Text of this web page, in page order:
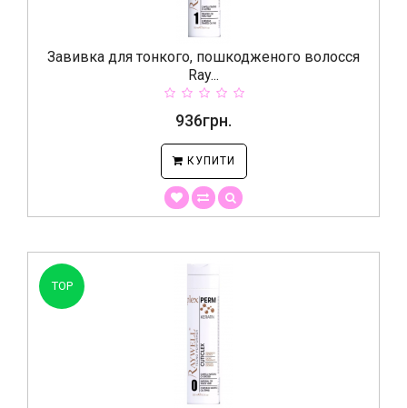
Завивка для тонкого, пошкодженого волосся
Ray...
936грн.
КУПИТИ
TOP